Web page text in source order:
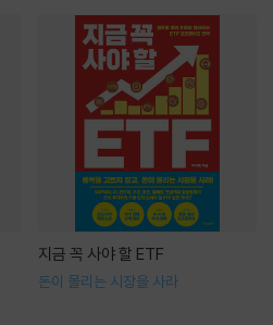
지금 꼭 사야 할 ETF
돈이 몰리는 시장을 사라